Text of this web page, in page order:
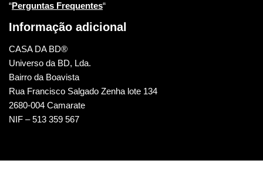
“Perguntas Frequentes“
Informação adicional
CASA DA BD®
Universo da BD, Lda.
Bairro da Boavista
Rua Francisco Salgado Zenha lote 134
2680-004 Camarate
NIF – 513 359 567